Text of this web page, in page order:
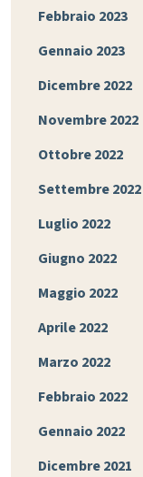
Febbraio 2023
Gennaio 2023
Dicembre 2022
Novembre 2022
Ottobre 2022
Settembre 2022
Luglio 2022
Giugno 2022
Maggio 2022
Aprile 2022
Marzo 2022
Febbraio 2022
Gennaio 2022
Dicembre 2021